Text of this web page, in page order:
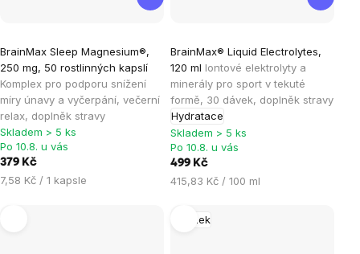
BrainMax Sleep Magnesium®,
250 mg, 50 rostlinných kapslí
Komplex pro podporu snížení
míry únavy a vyčerpání, večerní
relax, doplněk stravy
hodnocení
produktu
je
4,6
z
5
hvězdiček.
Skladem > 5 ks
Po 10.8. u vás
379 Kč
Měrná
7,58 Kč / 1 kapsle
BrainMax® Liquid Electrolytes,
120 ml Iontové elektrolyty a
minerály pro sport v tekuté
formě, 30 dávek, doplněk stravy
Hydratace
hodnocení
produktu
je
5,0
z
5
hvězdiček.
Skladem > 5 ks
Po 10.8. u vás
499 Kč
Měrná
415,83 Kč / 100 ml
Mozek